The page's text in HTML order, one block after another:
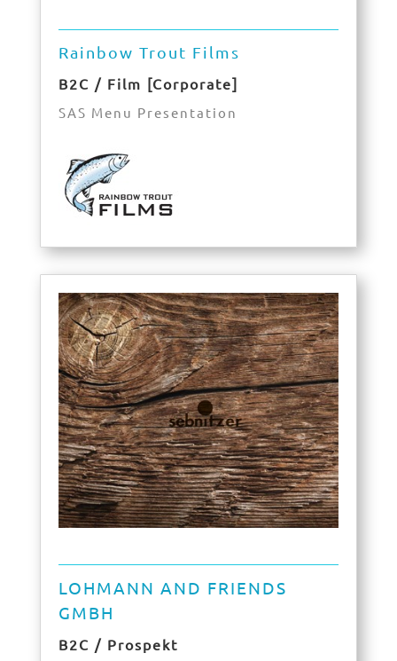
Rainbow Trout Films
B2C / Film [Corporate]
SAS Menu Presentation
LOHMANN AND FRIENDS
GMBH
B2C / Prospekt